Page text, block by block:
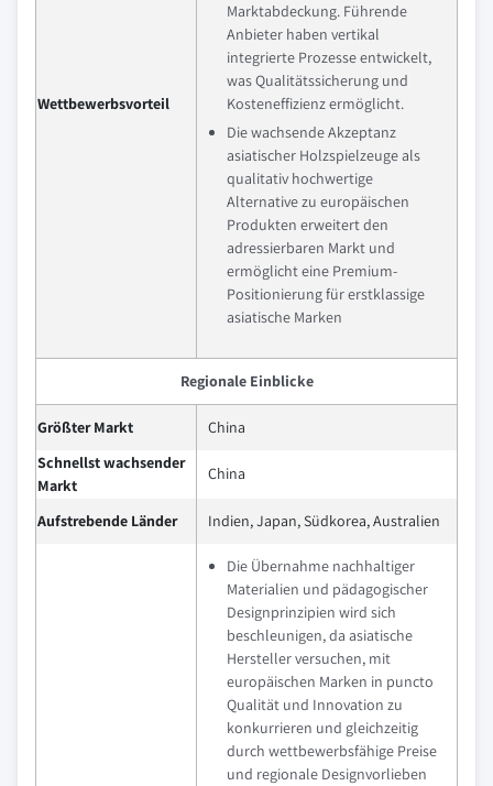
Wettbewerbsvorteil
Marktabdeckung. Führende
Anbieter haben vertikal
integrierte Prozesse entwickelt,
was Qualitätssicherung und
Kosteneffizienz ermöglicht.
Die wachsende Akzeptanz
asiatischer Holzspielzeuge als
qualitativ hochwertige
Alternative zu europäischen
Produkten erweitert den
adressierbaren Markt und
ermöglicht eine Premium-
Positionierung für erstklassige
asiatische Marken
Regionale Einblicke
Größter Markt
China
Schnellst wachsender
Markt
China
Aufstrebende Länder Indien, Japan, Südkorea, Australien
Die Übernahme nachhaltiger
Materialien und pädagogischer
Designprinzipien wird sich
beschleunigen, da asiatische
Hersteller versuchen, mit
europäischen Marken in puncto
Qualität und Innovation zu
konkurrieren und gleichzeitig
durch wettbewerbsfähige Preise
und regionale Designvorlieben